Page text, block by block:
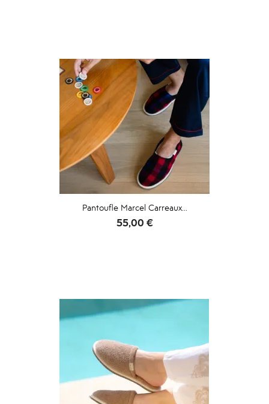
Pantoufle Marcel Carreaux...
Prix
55,00 €